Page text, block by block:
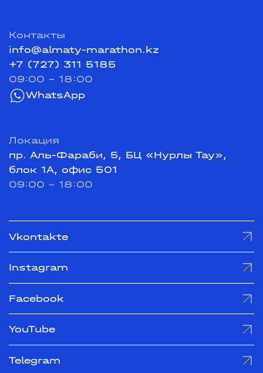
Контакты
info@almaty-marathon.kz
+7 (727) 311 5185
09:00 - 18:00
WhatsApp
Локация
пр. Аль-Фараби, 5, БЦ «Нурлы Тау»,
блок 1А, офис 501
09:00 - 18:00
Vkontakte
Instagram
Facebook
YouTube
Telegram